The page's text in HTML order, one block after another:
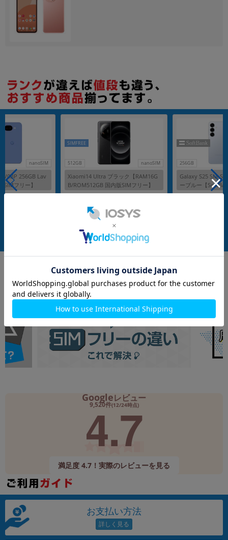
nanoSIM
256GB Lav
フリー】
512GB nanoSIM
SIMFREE
Xiaomi14 Ultra ブラック【RAM16G
B/ROM512GB 国内版SIMフリー】
付属品: 本体のみ
在庫数：1
中古Bランク 92,800 円
256GB
Galaxy S25 SM-
ーブルー【
メーカー：SAMSUNG
Googleレビュー
9,520件(12/24時点)
4.7
満足度 4.7！実際のレビューを見る
お支払い方法
ただし機能別のみ「and検索」となります。